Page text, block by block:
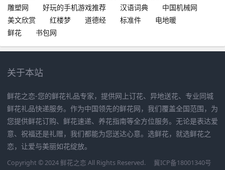
雕塑网
好玩的手机游戏推荐 汉语词典
中国机械网
美文欣赏
红楼梦 道德经 标准件
电地暖
鲜花
书包网
关于本站
鲜花之恋-您的鲜花礼品专家，提供网上订花、异地送花、专业同城
鲜花礼品快递服务。作为中国领先的鲜花网，我们覆盖全国范围，为
您提供鲜花订购、鲜花速递、养花指南等全方位服务。无论是表达爱
意、祝福还是礼赠，我们都能为您送达心意。选鲜花，就选鲜花之
恋，让爱与美丽如花绽放。
Copyright © 2024 鲜花之恋 All Rights Reserved. 冀ICP备18001340号